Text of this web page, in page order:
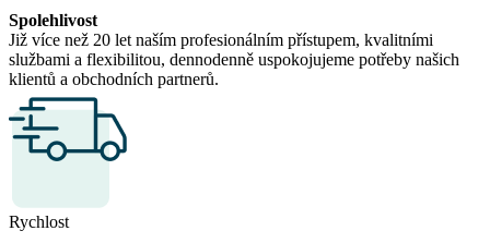
Spolehlivost
Již více než 20 let naším profesionálním přístupem, kvalitními
službami a flexibilitou, dennodenně uspokojujeme potřeby našich
klientů a obchodních partnerů.
Rychlost